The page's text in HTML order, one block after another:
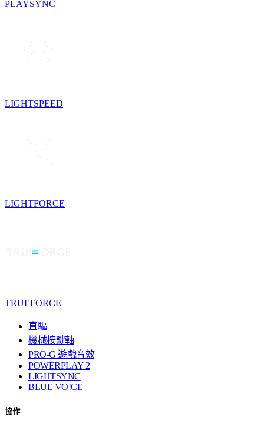
PLAYSYNC
LIGHTSPEED
LIGHTFORCE
TRUEFORCE
直驅
機械按鍵軸
PRO-G 遊戲音效
POWERPLAY 2
LIGHTSYNC
BLUE VO!CE
協作